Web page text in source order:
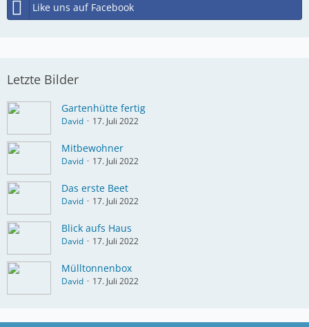
Like uns auf Facebook
Letzte Bilder
Gartenhütte fertig
David 17. Juli 2022
Mitbewohner
David 17. Juli 2022
Das erste Beet
David 17. Juli 2022
Blick aufs Haus
David 17. Juli 2022
Mülltonnenbox
David 17. Juli 2022